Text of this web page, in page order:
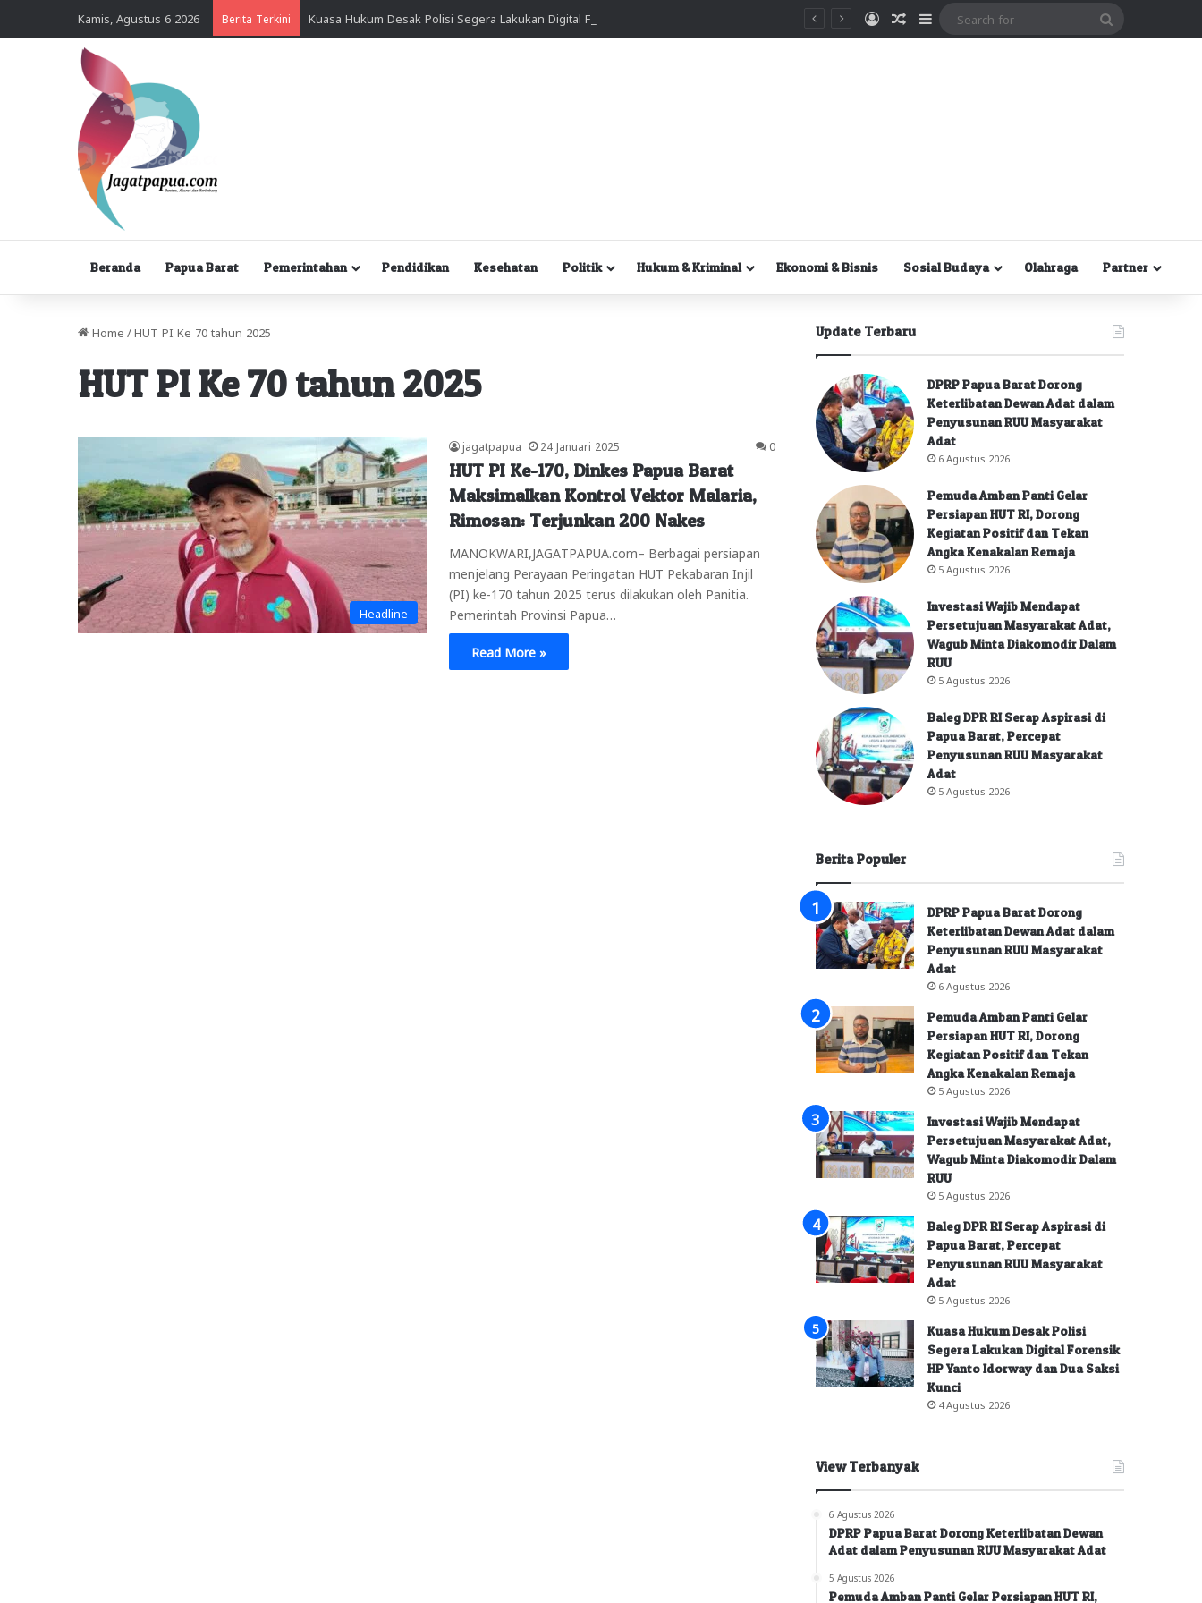
Kamis, Agustus 6 2026 Berita Terkini MasukRandom Article
Sidebar
Beranda Papua Barat Pemerintahan Pendidikan Kesehatan Politik Hukum & Kriminal Ekonomi & Bisnis Sosial Budaya Olahraga Partner
Home / HUT PI Ke 70 tahun 2025
HUT PI Ke 70 tahun 2025
Headline
jagatpapua 24 Januari 2025 0
HUT PI Ke-170, Dinkes Papua Barat
Maksimalkan Kontrol Vektor Malaria,
Rimosan: Terjunkan 200 Nakes
MANOKWARI,JAGATPAPUA.com– Berbagai persiapan
menjelang Perayaan Peringatan HUT Pekabaran Injil
(PI) ke-170 tahun 2025 terus dilakukan oleh Panitia.
Pemerintah Provinsi Papua…
Read More »
Update Terbaru
DPRP Papua Barat Dorong
Keterlibatan Dewan Adat dalam
Penyusunan RUU Masyarakat
Adat
6 Agustus 2026
Pemuda Amban Panti Gelar
Persiapan HUT RI, Dorong
Kegiatan Positif dan Tekan
Angka Kenakalan Remaja
5 Agustus 2026
Investasi Wajib Mendapat
Persetujuan Masyarakat Adat,
Wagub Minta Diakomodir Dalam
RUU
5 Agustus 2026
Baleg DPR RI Serap Aspirasi di
Papua Barat, Percepat
Penyusunan RUU Masyarakat
Adat
5 Agustus 2026
Berita Populer
DPRP Papua Barat Dorong
Keterlibatan Dewan Adat dalam
Penyusunan RUU Masyarakat
Adat
6 Agustus 2026
Pemuda Amban Panti Gelar
Persiapan HUT RI, Dorong
Kegiatan Positif dan Tekan
Angka Kenakalan Remaja
5 Agustus 2026
Investasi Wajib Mendapat
Persetujuan Masyarakat Adat,
Wagub Minta Diakomodir Dalam
RUU
5 Agustus 2026
Baleg DPR RI Serap Aspirasi di
Papua Barat, Percepat
Penyusunan RUU Masyarakat
Adat
5 Agustus 2026
Kuasa Hukum Desak Polisi
Segera Lakukan Digital Forensik
HP Yanto Idorway dan Dua Saksi
Kunci
4 Agustus 2026
View Terbanyak
6 Agustus 2026
DPRP Papua Barat Dorong Keterlibatan Dewan
Adat dalam Penyusunan RUU Masyarakat Adat
5 Agustus 2026
Pemuda Amban Panti Gelar Persiapan HUT RI,